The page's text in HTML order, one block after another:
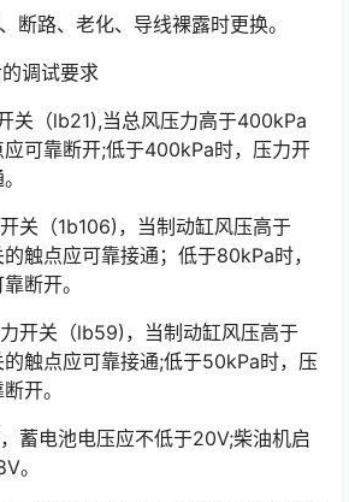
断路、老化、导线裸露时更换。
调试要求
关（lb21),当总风压力高于400kPa
可靠断开;低于400kPa时，压力开
关（1b106)，当制动缸风压高于
触点应可靠接通；低于80kPa时，
断开。
开关（lb59)，当制动缸风压高于
触点应可靠接通;低于50kPa时，压
开。
蓄电池电压应不低于20V;柴油机启
。